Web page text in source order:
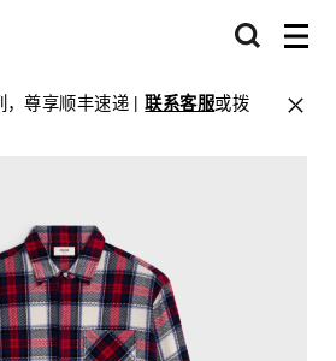
，尊享顺丰速递 |联系客服或拨